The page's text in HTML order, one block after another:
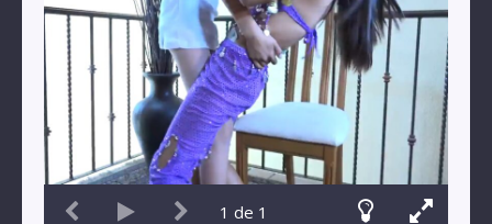
1 de 1